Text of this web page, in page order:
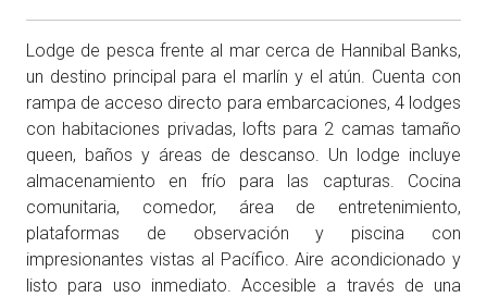
Lodge de pesca frente al mar cerca de Hannibal Banks,
un destino principal para el marlín y el atún. Cuenta con
rampa de acceso directo para embarcaciones, 4 lodges
con habitaciones privadas, lofts para 2 camas tamaño
queen, baños y áreas de descanso. Un lodge incluye
almacenamiento en frío para las capturas. Cocina
comunitaria, comedor, área de entretenimiento,
plataformas de observación y piscina con
impresionantes vistas al Pacífico. Aire acondicionado y
listo para uso inmediato. Accesible a través de una